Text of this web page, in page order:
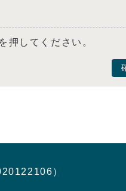
押してください。
）